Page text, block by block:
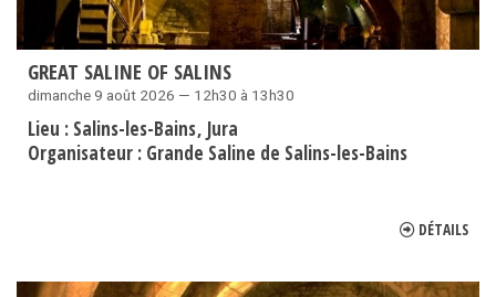
GREAT SALINE OF SALINS
dimanche 9 août 2026 — 12h30 à 13h30
Lieu : Salins-les-Bains Jura
Organisateur : Grande Saline de Salins-les-Bains
DÉTAILS